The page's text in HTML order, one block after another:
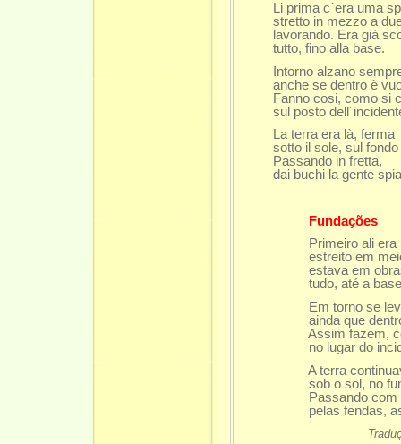
Li prima c´era uma
stretto in mezzo a due
lavorando. Era già
tutto, fino alla base.
Intorno alzano sempre
anche se dentro è
Fanno cosi, como si
sul posto
La terra era là, ferma
sotto il sole, sul fondo
Passando in fretta,
dai buchi la gente
Fundações
Primeiro ali era uma
estreito em meio a
estava em obras.
tudo, até a
Em torno se
ainda que dentro
Assim fazem, como
no lugar do
A terra continuava
sob o sol, no fundo
Passando com
pelas fendas, as